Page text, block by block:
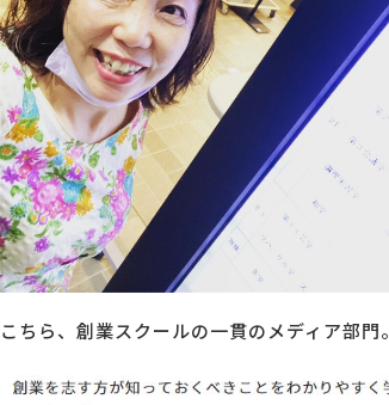
採用情報
お問い合わせ
こちら、創業スクールの一貫のメディア部門。